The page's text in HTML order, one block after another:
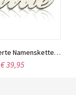
Personalisierte Namenskette „Carrie“ aus Sterlingsilber
€ 39,95